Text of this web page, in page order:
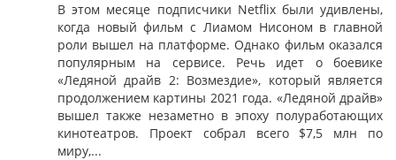
В этом месяце подписчики Netflix были удивлены,
когда новый фильм с Лиамом Нисоном в главной
роли вышел на платформе. Однако фильм оказался
популярным на сервисе. Речь идет о боевике
«Ледяной драйв 2: Возмездие», который является
продолжением картины 2021 года. «Ледяной драйв»
вышел также незаметно в эпоху полуработающих
кинотеатров. Проект собрал всего $7,5 млн по
миру,...